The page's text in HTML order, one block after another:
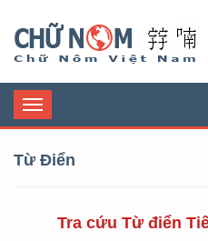
Toggle
navigation
Từ Điển
Tra cứu Từ điển